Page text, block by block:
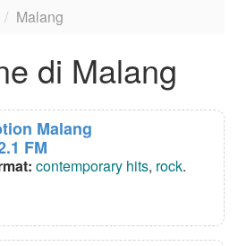
Malang
di Malang
Malang
FM
contemporary hits, rock.